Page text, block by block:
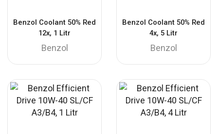
Benzol Coolant 50% Red
12x, 1 Litr
Benzol
Benzol Coolant 50% Red
4x, 5 Litr
Benzol